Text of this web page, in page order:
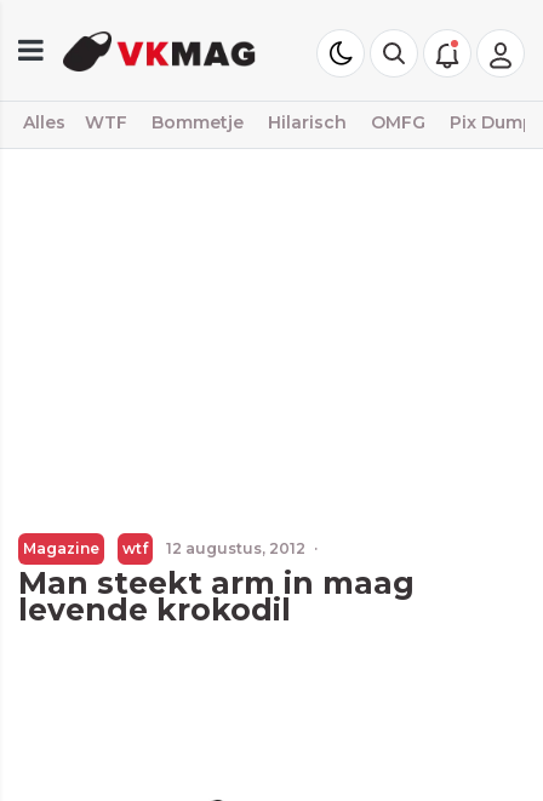
Alles WTF Bommetje Hilarisch OMFG Pix Dump
Magazine wtf 12 augustus, 2012 ·
Man steekt arm in maag
levende krokodil